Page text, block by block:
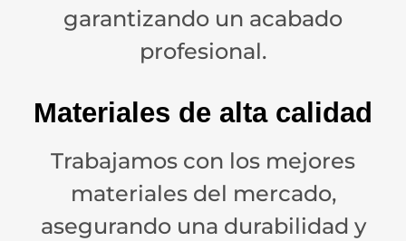
garantizando un acabado
profesional.
Materiales de alta calidad
Trabajamos con los mejores
materiales del mercado,
asegurando una durabilidad y